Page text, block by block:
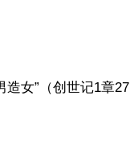
造女”（创世记1章27